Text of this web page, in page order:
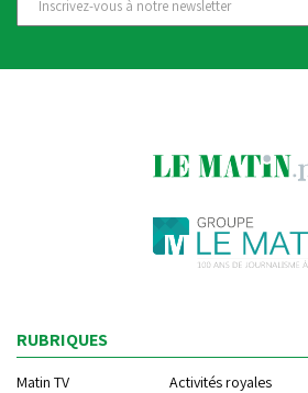
RUBRIQUES
Matin TV Activités royales